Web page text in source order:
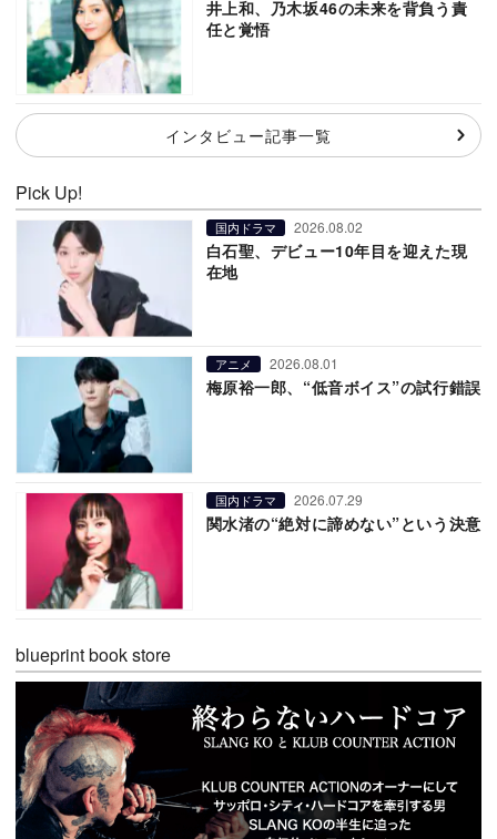
井上和、乃木坂46の未来を背負う責
任と覚悟
インタビュー記事一覧
Pick Up!
国内ドラマ 2026.08.02
白石聖、デビュー10年目を迎えた現
在地
アニメ 2026.08.01
梅原裕一郎、“低音ボイス”の試行錯誤
国内ドラマ 2026.07.29
関水渚の“絶対に諦めない”という決意
blueprint book store